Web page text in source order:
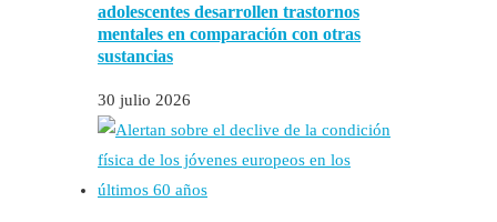
adolescentes desarrollen trastornos
mentales en comparación con otras
sustancias
30 julio 2026